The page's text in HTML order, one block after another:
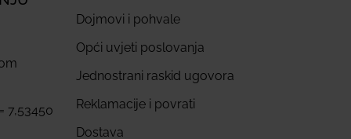
7,53450
Dojmovi i pohvale
Opći uvjeti poslovanja
Jednostrani raskid ugovora
Reklamacije i povrati
Dostava